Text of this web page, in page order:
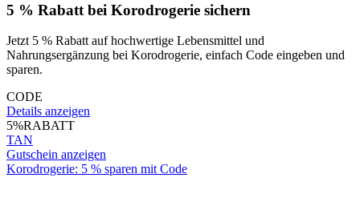
5 % Rabatt bei Korodrogerie sichern
Jetzt 5 % Rabatt auf hochwertige Lebensmittel und
Nahrungsergänzung bei Korodrogerie, einfach Code eingeben und
sparen.
CODE
Details anzeigen
5%RABATT
TAN
Gutschein anzeigen
Korodrogerie: 5 % sparen mit Code